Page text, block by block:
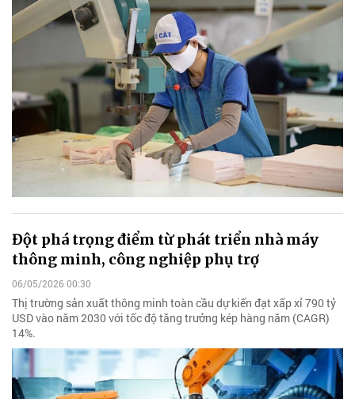
Đột phá trọng điểm từ phát triển nhà máy
thông minh, công nghiệp phụ trợ
06/05/2026 00:30
Thị trường sản xuất thông minh toàn cầu dự kiến đạt xấp xỉ 790 tỷ
USD vào năm 2030 với tốc độ tăng trưởng kép hàng năm (CAGR)
14%.